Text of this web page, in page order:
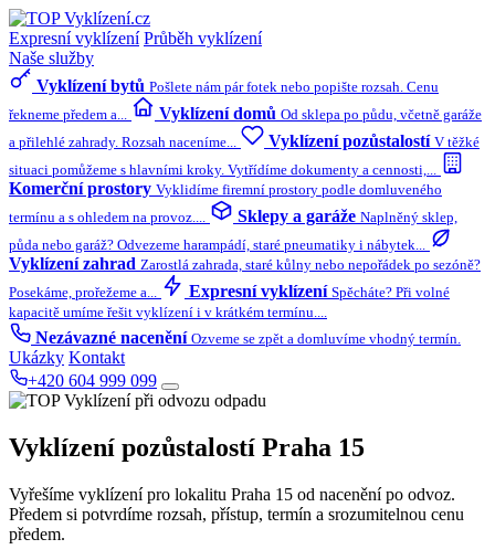
Expresní vyklízení Průběh vyklízení
Naše služby
Vyklízení bytů Pošlete nám pár fotek nebo popište rozsah. Cenu
řekneme předem a...
Vyklízení domů Od sklepa po půdu, včetně garáže
a přilehlé zahrady. Rozsah naceníme...
Vyklízení pozůstalostí V těžké
situaci pomůžeme s hlavními kroky. Vytřídíme dokumenty a cennosti,...
Komerční prostory Vyklidíme firemní prostory podle domluveného
termínu a s ohledem na provoz....
Sklepy a garáže Naplněný sklep,
půda nebo garáž? Odvezeme harampádí, staré pneumatiky i nábytek...
Vyklízení zahrad Zarostlá zahrada, staré kůlny nebo nepořádek po sezóně?
Posekáme, prořežeme a...
Expresní vyklízení Spěcháte? Při volné
kapacitě umíme řešit vyklízení i v krátkém termínu....
Nezávazné nacenění Ozveme se zpět a domluvíme vhodný termín.
Ukázky Kontakt
+420 604 999 099
Vyklízení pozůstalostí Praha 15
Vyřešíme vyklízení pro lokalitu Praha 15 od nacenění po odvoz.
Předem si potvrdíme rozsah, přístup, termín a srozumitelnou cenu
předem.